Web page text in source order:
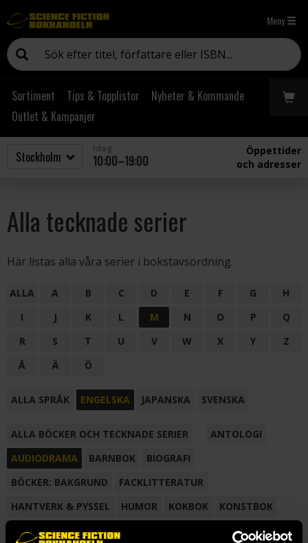
Meny
Sortiment Tips & Topplistor
Nyheter & Kommande
Outlet & Kampanjer
10:00–19:00
Öppettider
och adresser
Alla tecknade serier
Här listas alla våra serier i bokstavsordning.
ALLA A B C D E F G
H
I
J K L M N O P
Q
R
S T U V W X Y
Z
Å
Ä Ö
ALLA SPRÅK ENGELSKA JAPANSKA SVENSKA
ALLA BÖCKER OCH TECKNADE SERIER
ANTOLOGI
AUDIODRAMA
BARNBOK
BIOGRAFI
BÖCKER: BAKGRUND
FACKLITTERATUR
HANTVERK & PYSSEL
HUMOR KOKBOK
KONSTBOK
KORTROMAN
LÄROBOK
NOVELL